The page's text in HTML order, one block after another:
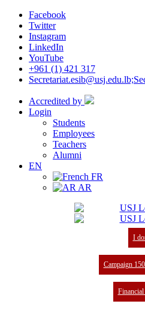
Facebook
Twitter
Instagram
LinkedIn
YouTube
+961 (1) 421 317
Accredited by
Login
Students
Employees
Teachers
Alumni
EN
FR
AR
I
Campaign